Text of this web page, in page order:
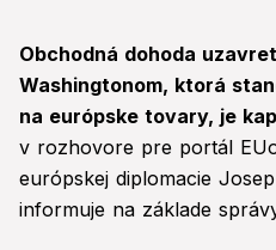
Obchodná dohoda
Washingtonom, ktorá
na európske tovary, je
v rozhovore pre portál
európskej diplomacie
informuje na základe